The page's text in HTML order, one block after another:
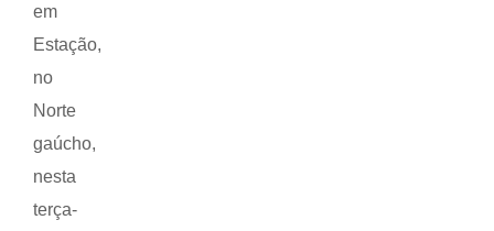
em
Estação,
no
Norte
gaúcho,
nesta
terça-